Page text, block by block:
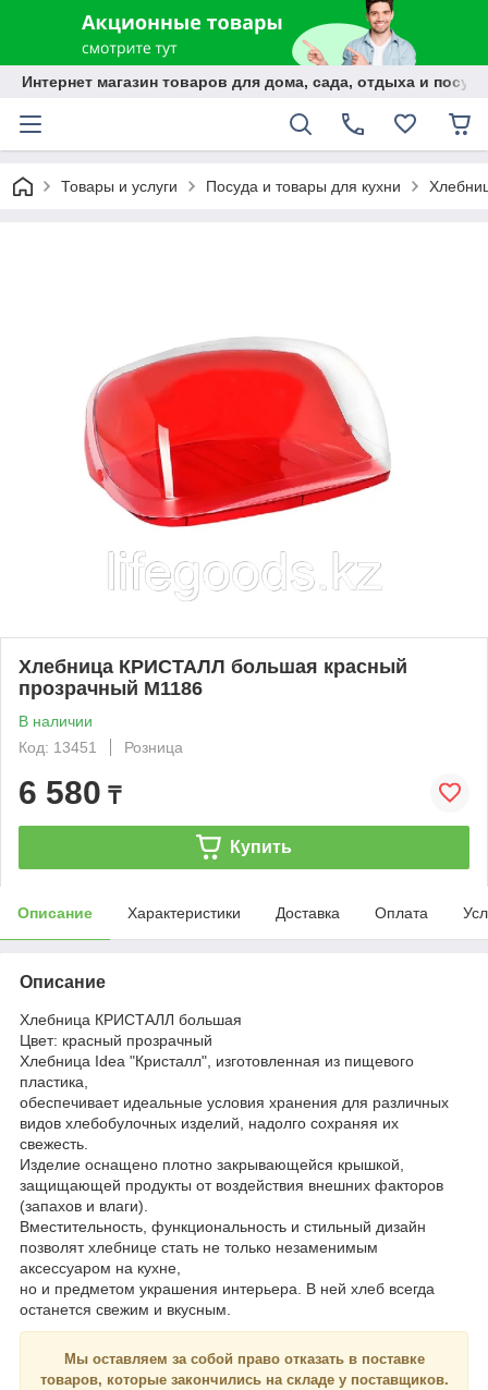
Интернет магазин товаров для дома, сада, отдыха и
Товары и услуги Посуда и товары для кухни
Хлебница КРИСТАЛЛ большая красный
прозрачный М1186
В наличии
Код: 13451
Розница
6 580 ₸
Купить
Описание Характеристики Доставка Оплата
Описание
Хлебница КРИСТАЛЛ большая
Цвет: красный прозрачный
Хлебница Idea "Кристалл", изготовленная из пищевого
пластика,
обеспечивает идеальные условия хранения для различных
видов хлебобулочных изделий, надолго сохраняя их
свежесть.
Изделие оснащено плотно закрывающейся крышкой,
защищающей продукты от воздействия внешних факторов
(запахов и влаги).
Вместительность, функциональность и стильный дизайн
позволят хлебнице стать не только незаменимым
аксессуаром на кухне,
но и предметом украшения интерьера. В ней хлеб всегда
останется свежим и вкусным.
Мы оставляем за собой право отказать в поставке
товаров, которые закончились на складе у поставщиков.